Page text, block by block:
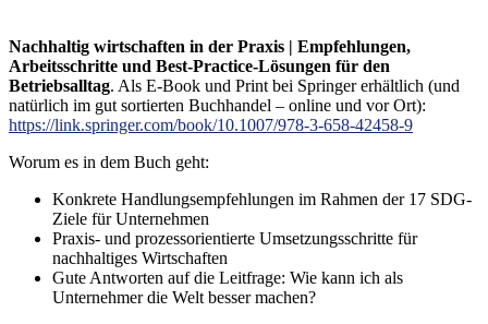
Nachhaltig wirtschaften in der Praxis | Empfehlungen,
Arbeitsschritte und Best-Practice-Lösungen für den
Betriebsalltag. Als E-Book und Print bei Springer erhältlich (und
natürlich im gut sortierten Buchhandel – online und vor Ort):
https://link.springer.com/book/10.1007/978-3-658-42458-9
Worum es in dem Buch geht:
Konkrete Handlungsempfehlungen im Rahmen der 17 SDG-
Ziele für Unternehmen
Praxis- und prozessorientierte Umsetzungsschritte für
nachhaltiges Wirtschaften
Gute Antworten auf die Leitfrage: Wie kann ich als
Unternehmer die Welt besser machen?